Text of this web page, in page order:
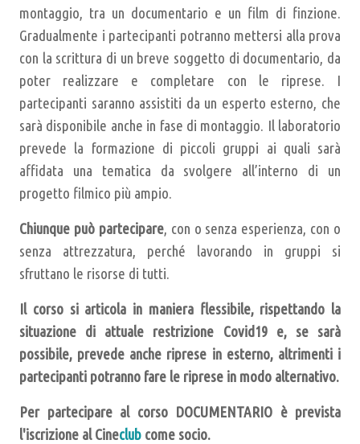
montaggio, tra un documentario e un film di finzione.
Gradualmente i partecipanti potranno mettersi alla prova
con la scrittura di un breve soggetto di documentario, da
poter realizzare e completare con le riprese. I
partecipanti saranno assistiti da un esperto esterno, che
sarà disponibile anche in fase di montaggio. Il laboratorio
prevede la formazione di piccoli gruppi ai quali sarà
affidata una tematica da svolgere all’interno di un
progetto filmico più ampio.
Chiunque può partecipare, con o senza esperienza, con o
senza attrezzatura, perché lavorando in gruppi si
sfruttano le risorse di tutti.
Il corso si articola in maniera flessibile, rispettando la
situazione di attuale restrizione Covid19 e, se sarà
possibile, prevede anche riprese in esterno, altrimenti i
partecipanti potranno fare le riprese in modo alternativo.
Per partecipare al corso DOCUMENTARIO è prevista
l'iscrizione al Cineclub come socio.